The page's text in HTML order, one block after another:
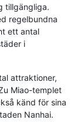
tillgängliga.
regelbundna
ett antal
i
attraktioner,
Miao-templet
känd för sina
Nanhai.